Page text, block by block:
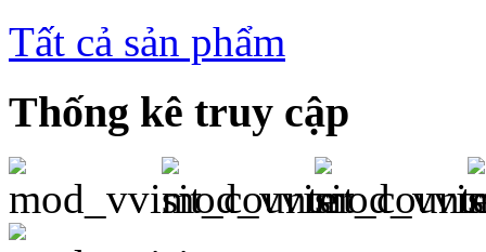
Tất cả sản phẩm
Thống kê truy cập